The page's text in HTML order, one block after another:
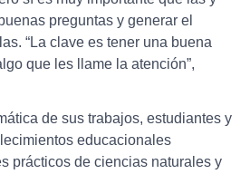
preguntas y generar el
“La clave es tener una buena
que les llame la atención”,
de sus trabajos, estudiantes y
educacionales
prácticos de ciencias naturales y